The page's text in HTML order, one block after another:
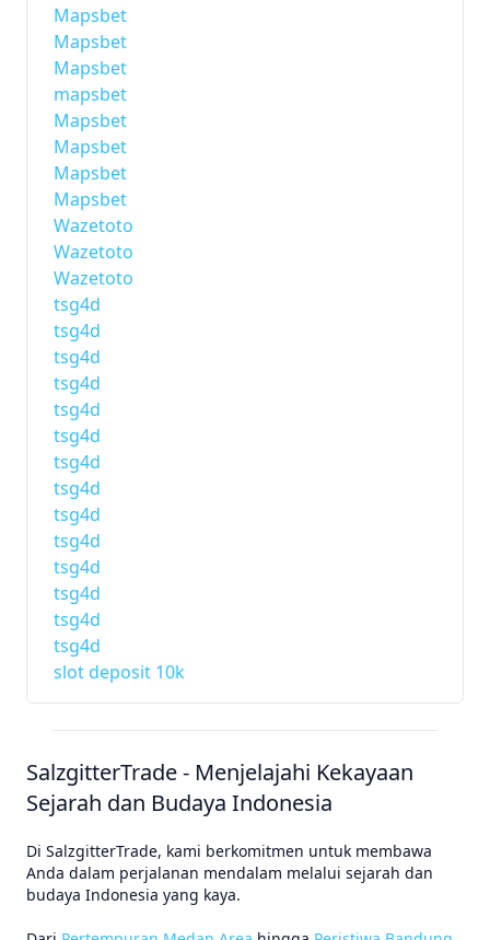
Mapsbet
Mapsbet
Mapsbet
mapsbet
Mapsbet
Mapsbet
Mapsbet
Mapsbet
Wazetoto
Wazetoto
Wazetoto
tsg4d
tsg4d
tsg4d
tsg4d
tsg4d
tsg4d
tsg4d
tsg4d
tsg4d
tsg4d
tsg4d
tsg4d
tsg4d
tsg4d
slot deposit 10k
SalzgitterTrade - Menjelajahi Kekayaan
Sejarah dan Budaya Indonesia
Di SalzgitterTrade, kami berkomitmen untuk membawa
Anda dalam perjalanan mendalam melalui sejarah dan
budaya Indonesia yang kaya.